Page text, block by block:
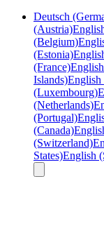
Deutsch
(Austria)
(Belgium)
(Estonia)
(France)
Islands)
(Luxembourg)
(Netherlands)
(Portugal)
(Canada)
(Switzerland)
States)English